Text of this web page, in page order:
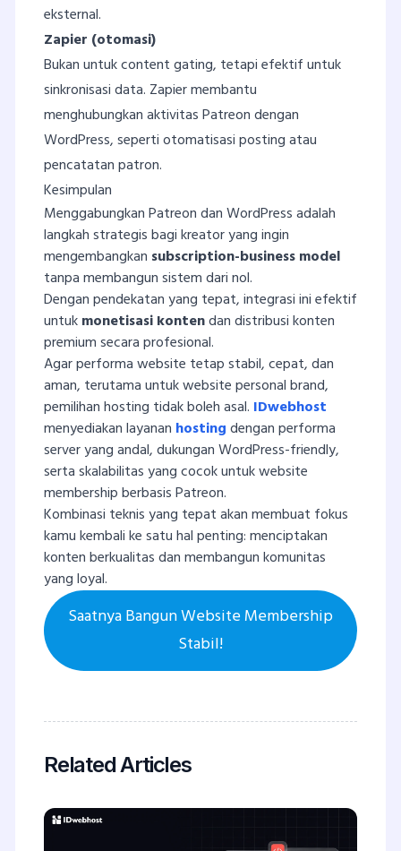
eksternal.
Zapier (otomasi)
Bukan untuk content gating, tetapi efektif untuk
sinkronisasi data. Zapier membantu
menghubungkan aktivitas Patreon dengan
WordPress, seperti otomatisasi posting atau
pencatatan patron.
Kesimpulan
Menggabungkan Patreon dan WordPress adalah
langkah strategis bagi kreator yang ingin
mengembangkan subscription-business model
tanpa membangun sistem dari nol.
Dengan pendekatan yang tepat, integrasi ini efektif
untukmonetisasi kontendan distribusi konten
premium secara profesional.
Agar performa website tetap stabil, cepat, dan
aman, terutama untuk website personal brand,
pemilihan hosting tidak boleh asal. IDwebhost
menyediakan layanan hostingdengan performa
server yang andal, dukungan WordPress-friendly,
serta skalabilitas yang cocok untuk website
membership berbasis Patreon.
Kombinasi teknis yang tepat akan membuat fokus
kamu kembali ke satu hal penting: menciptakan
konten berkualitas dan membangun komunitas
yang loyal.
Saatnya Bangun Website Membership
Stabil!
Related Articles